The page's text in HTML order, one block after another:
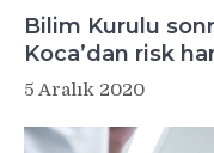
Bilim Kurulu
Koca’dan risk
5 Aralık 2020